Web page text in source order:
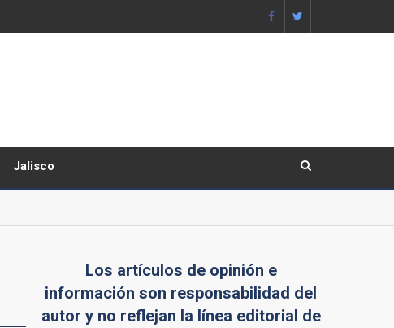
Jalisco
Los artículos de opinión e
información son responsabilidad del
autor y no reflejan la línea editorial de